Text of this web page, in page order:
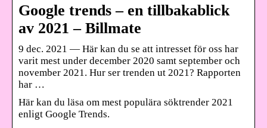
Google trends – en tillbakablick
av 2021 – Billmate
9 dec. 2021 — Här kan du se att intresset för oss har
varit mest under december 2020 samt september och
november 2021. Hur ser trenden ut 2021? Rapporten
har …
Här kan du läsa om mest populära söktrender 2021
enligt Google Trends.